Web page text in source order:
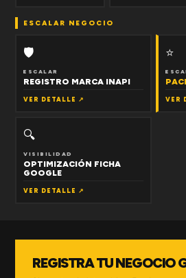
ESCALAR NEGOCIO
🛡
ESCALAR
REGISTRO MARCA INAPI
VER DETALLE ↗
⭐
VER
🔍
VISIBILIDAD
OPTIMIZACIÓN FICHA
GOOGLE
VER DETALLE ↗
REGISTRA TU NEGOCIO